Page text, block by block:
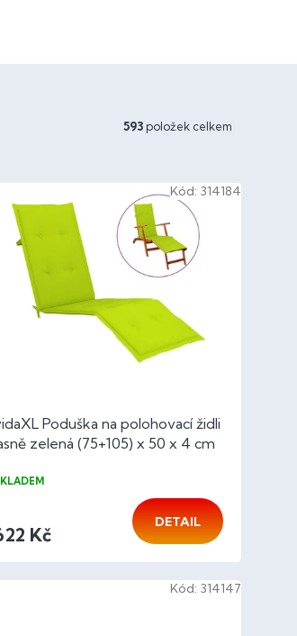
593 položek celkem
Poduška na polohovací židli
zelená (75+105) x 50 x 4 cm
Kč
DETAIL
Kód: 314184
Kód: 314147